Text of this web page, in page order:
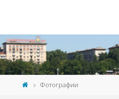
Фотографии